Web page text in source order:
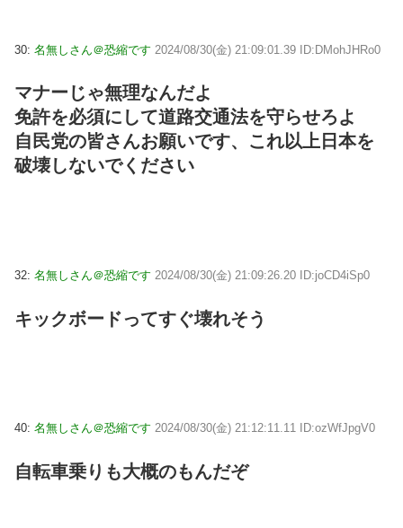
30: 名無しさん＠恐縮です 2024/08/30(金) 21:09:01.39 ID:DMohJHRo0
マナーじゃ無理なんだよ
免許を必須にして道路交通法を守らせろよ
自民党の皆さんお願いです、これ以上日本を
破壊しないでください
32: 名無しさん＠恐縮です 2024/08/30(金) 21:09:26.20 ID:joCD4iSp0
キックボードってすぐ壊れそう
40: 名無しさん＠恐縮です 2024/08/30(金) 21:12:11.11 ID:ozWfJpgV0
自転車乗りも大概のもんだぞ